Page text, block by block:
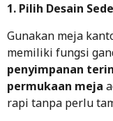
1. Pilih Desain
Gunakan meja
memiliki fungsi
penyimpanan
permukaan meja
rapi tanpa perlu